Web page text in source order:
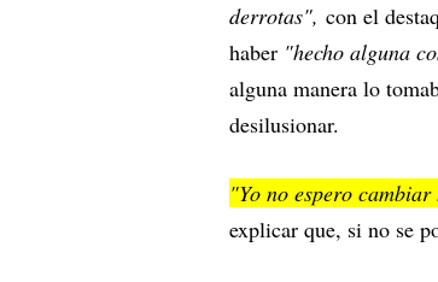
derrotas", con el
haber "hecho alguna
alguna manera lo
desilusionar.
"Yo no espero
explicar que, si no se